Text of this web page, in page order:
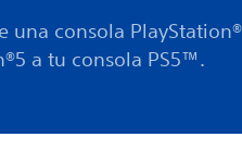
una consola
a tu consola PS5™.